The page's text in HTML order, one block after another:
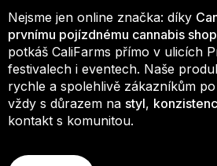
Nejsme jen online značka: díky
prvnímu pojízdnému cannabis
potkáš CaliFarms přímo v ulicích
festivalech i eventech. Naše
rychle a spolehlivě zákazníkům
vždy s důrazem na styl,
kontakt s komunitou.